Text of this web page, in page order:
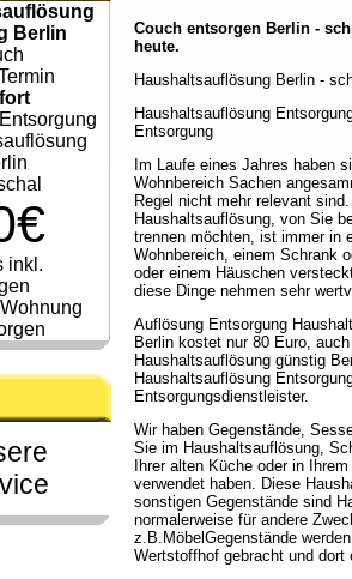
Berlin
inkl.
Couch entsorgen Berlin -
heute.
Haushaltsauflösung Berlin -
Haushaltsauflösung
Entsorgung
Im Laufe eines Jahres haben
Wohnbereich Sachen
Regel nicht mehr relevant
Haushaltsauflösung, von Sie
trennen möchten, ist immer in
Wohnbereich, einem Schrank
oder einem Häuschen
diese Dinge nehmen sehr
Auflösung Entsorgung
Berlin kostet nur 80 Euro,
Haushaltsauflösung günstig
Haushaltsauflösung
Entsorgungsdienstleister.
Wir haben Gegenstände,
Sie im Haushaltsauflösung,
Ihrer alten Küche oder in
verwendet haben. Diese
sonstigen Gegenstände sind
normalerweise für andere
z.B.MöbelGegenstände
Wertstoffhof gebracht und dort